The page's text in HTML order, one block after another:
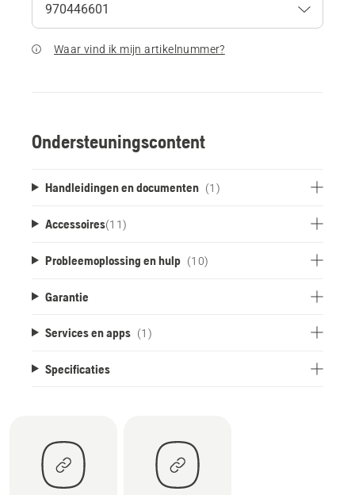
Waar vind ik mijn artikelnummer?
Ondersteuningscontent
Handleidingen en documenten (1)
Accessoires(11)
Probleemoplossing en hulp (10)
Garantie
Services en apps (1)
Specificaties